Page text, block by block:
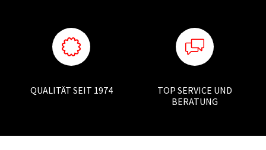
QUALITÄT SEIT 1974
TOP SERVICE UND
BERATUNG